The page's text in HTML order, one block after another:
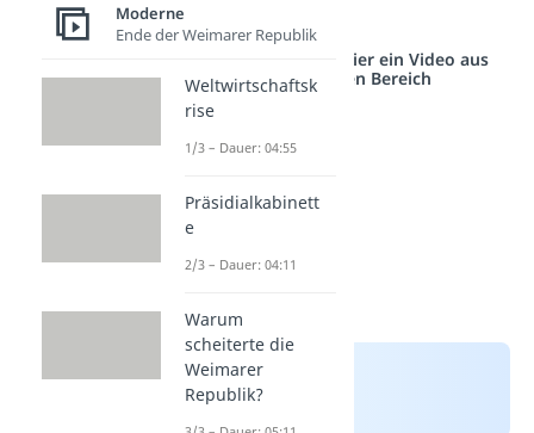
dekorativen Zweck.
Studyflix vernetzt: Hier ein Video aus
einem anderen Bereich
Moderne
Ende der Weimarer Republik
Weltwirtschaftsk
rise
1/3 – Dauer: 04:55
Präsidialkabinett
e
2/3 – Dauer: 04:11
Warum
scheiterte die
Weimarer
Republik?